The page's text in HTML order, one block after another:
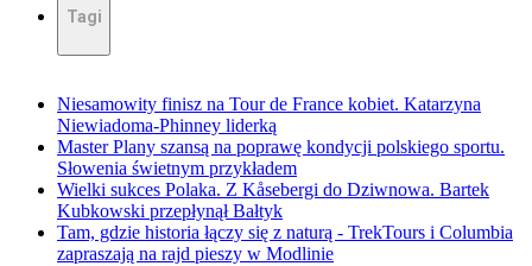
Tagi
Niesamowity finisz na Tour de France kobiet. Katarzyna
Niewiadoma-Phinney liderką
Master Plany szansą na poprawę kondycji polskiego sportu.
Słowenia świetnym przykładem
Wielki sukces Polaka. Z Kåsebergi do Dziwnowa. Bartek
Kubkowski przepłynął Bałtyk
Tam, gdzie historia łączy się z naturą - TrekTours i Columbia
zapraszają na rajd pieszy w Modlinie